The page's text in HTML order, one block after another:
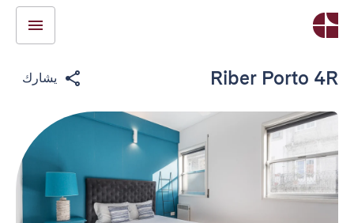
Riber Porto 4R يشارك